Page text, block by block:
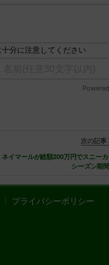
次の記事
ネイマールが総額200万円でスニー
シーズン期
プライバシーポリシー